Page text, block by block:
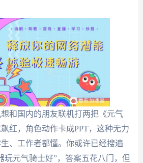
和国内的朋友联机打两把《元气
红，角色动作卡成PPT，这种无力
、工作者都懂。你或许已经搜遍
玩元气骑士好”，答案五花八门，但